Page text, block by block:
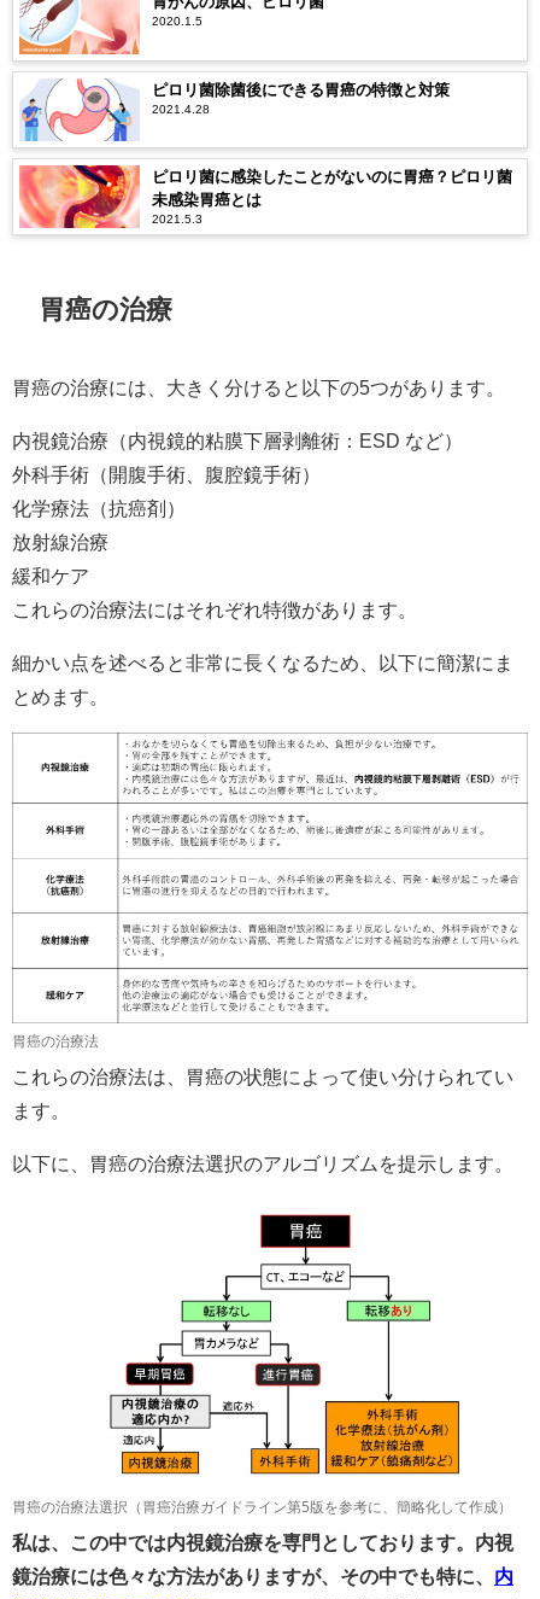
2020.1.5
ピロリ菌除菌後にできる胃癌の特徴と対策
2021.4.28
ピロリ菌に感染したことがないのに胃癌？ピロリ菌
未感染胃癌とは
2021.5.3
胃癌の治療
胃癌の治療には、大きく分けると以下の5つがあります。
内視鏡治療（内視鏡的粘膜下層剥離術：ESD など）
外科手術（開腹手術、腹腔鏡手術）
化学療法（抗癌剤）
放射線治療
緩和ケア
これらの治療法にはそれぞれ特徴があります。
細かい点を述べると非常に長くなるため、以下に簡潔にま
とめます。
胃癌の治療法
これらの治療法は、胃癌の状態によって使い分けられてい
ます。
以下に、胃癌の治療法選択のアルゴリズムを提示します。
胃癌の治療法選択（胃癌治療ガイドライン第5版を参考に、簡略化して作成）
私は、この中では内視鏡治療を専門としております。内視
鏡治療には色々な方法がありますが、その中でも特に、 内